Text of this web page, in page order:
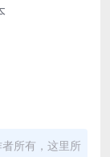
所有，这里所